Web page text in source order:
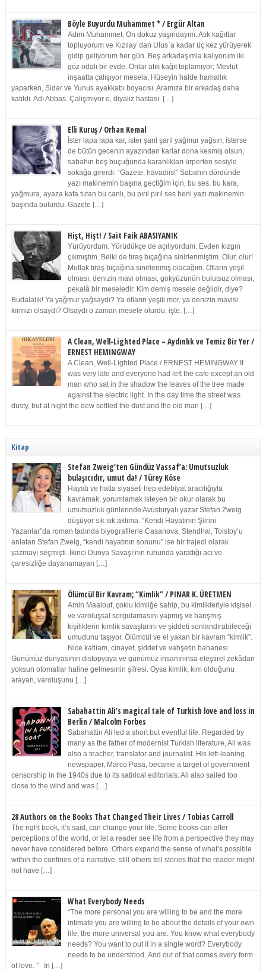
Böyle Buyurdu Muhammet * / Ergür Altan
Adım Muhammet. On dokuz yaşındayım. Atık kağıtlar
topluyorum ve Kızılay`dan Ulus`a kadar üç kez yürüyerek
gidip geliyorum her gün. Beş arkadaşımla kalıyorum iki
göz odalı bir evde. Onlar atık kağıt toplamıyor; Mevlüt
inşaatta çalışıyor mesela, Hüseyin halde hamallık
yaparken, Sidar ve Yunus ayakkabı boyacısı. Aramıza bir arkadaş daha
katıldı. Adı Abbas. Çalışmıyor o, diyaliz hastası. […]
Elli Kuruş / Orhan Kemal
İster lapa lapa kar, ister şarıl şarıl yağmur yağsın, isterse
de bütün gecenin ayazından karlar dona kesmiş olsun,
sabahın beş buçuğunda karanlıkları ürperten sesiyle
sokağa girerdi: “Gazete, havadiis!” Sabahın dördünde
yazı makinemin başına geçtiğim için, bu ses, bu kara,
yağmura, ayaza kafa tutan bu canlı, bu pırıl pırıl ses beni yazı makinemin
başında bulurdu. Gazete […]
Hişt, Hişt! / Sait Faik ABASIYANIK
Yürüyordum. Yürüdükçe de açılıyordum. Evden kızgın
çıkmıştım. Belki de tıraş bıçağına sinirlenmiştim. Olur, olur!
Mutlak tıraş bıçağına sinirlenmiş olacağım. Otların yeşil
olması, denizin mavi olması, gökyüzünün bulutsuz olması,
pekalâ bir meseledir. Kim demiş mesele değildir, diye?
Budalalık! Ya yağmur yağsaydı? Ya otların yeşili mor, ya denizin mavisi
kırmızı olsaydı? Olsaydı o zaman mesele olurdu, işte. […]
A Clean, Well-Lighted Place – Aydınlık ve Temiz Bir Yer /
ERNEST HEMINGWAY
A Clean, Well-Lighted Place / ERNEST HEMINGWAY It
was very late and everyone had left the cafe except an old
man who sat in the shadow the leaves of the tree made
against the electric light. In the day time the street was
dusty, but at night the dew settled the dust and the old man […]
Kitap
Stefan Zweig’ten Gündüz Vassaf’a: Umutsuzluk
bulaşıcıdır, umut da! / Türey Köse
Hayatı ve hatta siyaseti hep edebiyat aracılığıyla
kavramak, yorumlamak isteyen bir okur olarak bu
umutsuzluk günlerinde Avusturyalı yazar Stefan Zweig
düşüyor sık sık aklıma. “Kendi Hayatının Şiirini
Yazanlar”da roman tadında biyografilerle Casanova, Stendhal, Tolstoy’u
anlatan Stefan Zweig, “kendi hayatının sonunu” ise bir trajedi olarak
yazmayı seçmişti. İkinci Dünya Savaşı’nın ruhunda yarattığı acı ve
çaresizliğe dayanamayan […]
Ölümcül Bir Kavram; “Kimlik” / PINAR K. ÜRETMEN
Amin Maalouf, çoklu kimliğe sahip, bu kimlikleriyle kişisel
ve varoluşsal sorgulamasını yapmış ve barışmış
kişiliklerin kimlik savaşlarını ve şiddeti sonlandırabileceği
umudunu taşıyor. Ölümcül ve el yakan bir kavram “kimlik”.
Nice katliam, cinayet, şiddet ve vahşetin bahanesi.
Günümüz dünyasının distopyaya ve günümüz insanınınsa eleştirel zekâdan
yoksun otomatlar haline gelmesinin şifresi. Oysa kimlik, kim olduğunu
arayan, varoluşunu […]
Sabahattin Ali’s magical tale of Turkish love and loss in
Berlin / Malcolm Forbes
Sabahattin Ali led a short but eventful life. Regarded by
many as the father of modernist Turkish literature, Ali was
also a teacher, translator and journalist. His left-leaning
newspaper, Marco Pasa, became a target of government
censorship in the 1940s due to its satirical editorials. Ali also sailed too
close to the wind and was […]
28 Authors on the Books That Changed Their Lives / Tobias Carroll
The right book, it’s said, can change your life. Some books can alter
perceptions of the world, or let a reader see life from a perspective they may
never have considered before. Others expand the sense of what’s possible
within the confines of a narrative; still others tell stories that the reader might
not have […]
What Everybody Needs
“The more personal you are willing to be and the more
intimate you are willing to be about the details of your own
life, the more universal you are. You know what everybody
needs? You want to put it in a single word? Everybody
needs to be understood. And out of that comes every form
of love. ” In […]